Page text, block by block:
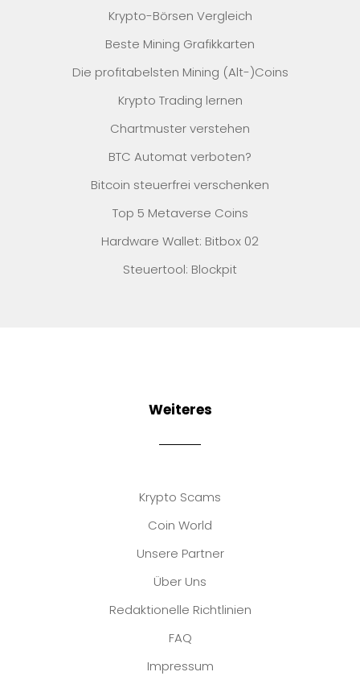
Krypto-Börsen Vergleich
Beste Mining Grafikkarten
Die profitabelsten Mining (Alt-)Coins
Krypto Trading lernen
Chartmuster verstehen
BTC Automat verboten?
Bitcoin steuerfrei verschenken
Top 5 Metaverse Coins
Hardware Wallet: Bitbox 02
Steuertool: Blockpit
Weiteres
Krypto Scams
Coin World
Unsere Partner
Über Uns
Redaktionelle Richtlinien
FAQ
Impressum